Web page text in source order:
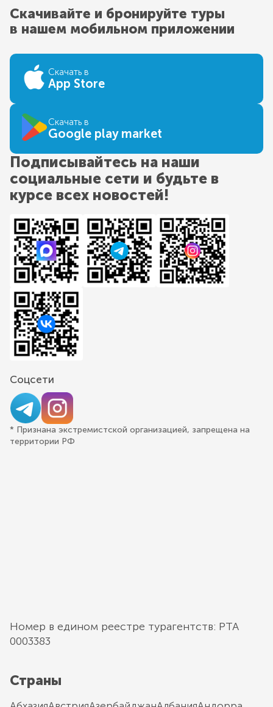
Скачивайте и бронируйте туры
в нашем мобильном приложении
Скачать в
App Store
Скачать в
Google play market
Подписывайтесь на наши
социальные сети и будьте в
курсе всех новостей!
Соцсети
* Признана экстремистской организацией, запрещена на
территории РФ
Номер в едином реестре турагентств: РТА
0003383
Страны